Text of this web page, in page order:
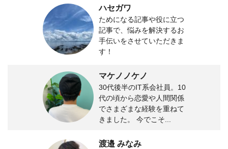
ハセガワ
ためになる記事や役に立つ
記事で、悩みを解決するお
手伝いをさせていただきま
す！
マケノノケノ
30代後半のIT系会社員。10
代の頃から恋愛や人間関係
でさまざまな経験を重ねて
きました。 今でこそ...
渡邉 みなみ